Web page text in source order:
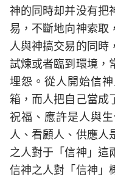
神的同時却并没有把
易，不斷地向神索取
人與神搞交易的同時
試煉或者臨到環境，
埋怨。從人開始信
箱，而人把自己當成
祝福、應許是人與
人、看顧人、供應人
之人對于「信神」這
信神之人對「信神」